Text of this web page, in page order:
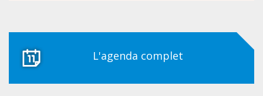
L'agenda complet